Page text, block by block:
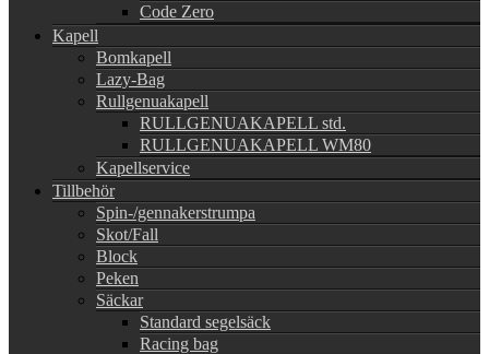
Code Zero
Kapell
Bomkapell
Lazy-Bag
Rullgenuakapell
RULLGENUAKAPELL std.
RULLGENUAKAPELL WM80
Kapellservice
Tillbehör
Spin-/gennakerstrumpa
Skot/Fall
Block
Peken
Säckar
Standard segelsäck
Racing bag